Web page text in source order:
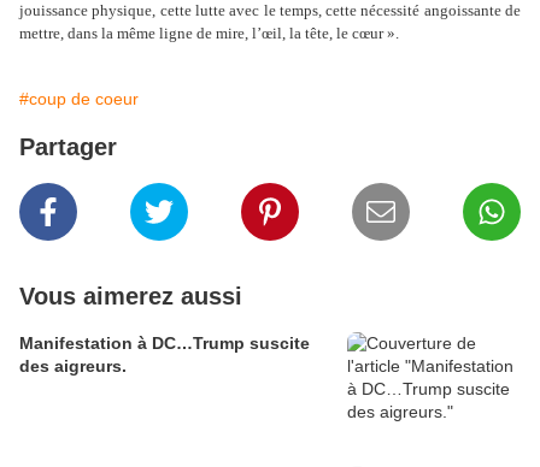
jouissance physique, cette lutte avec le temps, cette nécessité angoissante de
mettre, dans la même ligne de mire, l’œil, la tête, le cœur ».
#coup de coeur
Partager
Vous aimerez aussi
Manifestation à DC…Trump suscite
des aigreurs.